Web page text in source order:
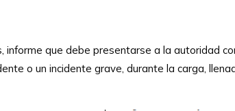
informe que debe presentarse a la autoridad
o un incidente grave, durante la carga,